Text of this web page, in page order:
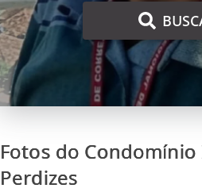
Fotos do
Perdizes